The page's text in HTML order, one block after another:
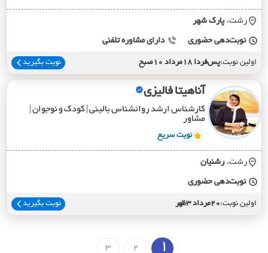
رشت، پارک شهر
نوبت‌دهی حضوری دارای مشاوره تلفنی
اولین نوبت:پس‌فردا 18مرداد 10صبح نوبت بگیرید
آناهیتا فالیزی
کارشناس ارشد روانشناس بالینی | کودک و نوجوان |
مشاور
نوبت سریع
رشت، رشنيان
نوبت‌دهی حضوری
اولین نوبت:20مرداد 3ظهر نوبت بگیرید
1
2
3